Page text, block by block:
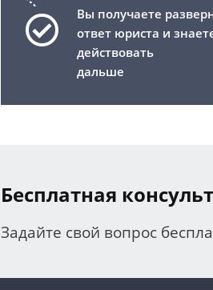
Вы получаете
ответ юриста и
действовать
дальше
Бесплатная
Задайте свой вопрос